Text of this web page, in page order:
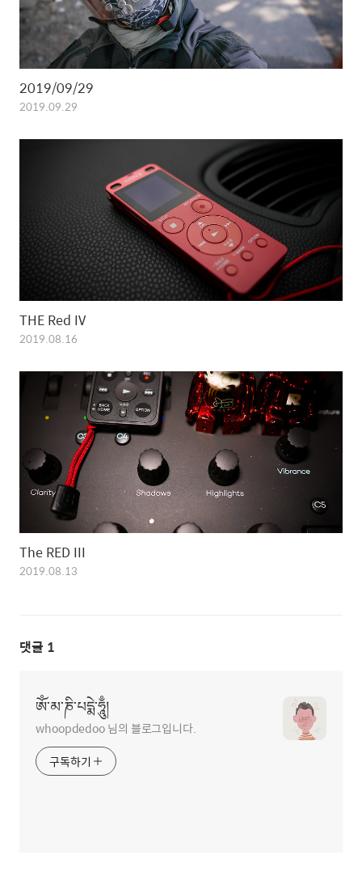
2019/09/29
2019.09.29
THE Red IV
2019.08.16
The RED III
2019.08.13
댓글 1
ཨོཾ་མ་ཎི་པདྨེ་ཧཱུྃ།
whoopdedoo 님의 블로그입니다.
구독하기